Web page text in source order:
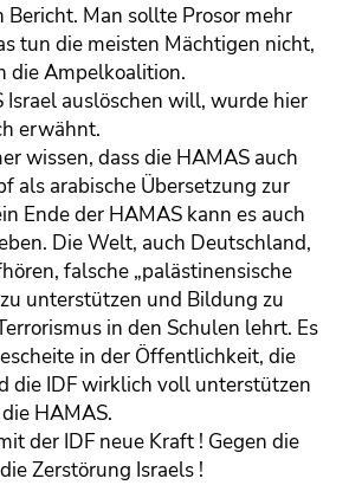
Bericht. Man sollte Prosor mehr
tun die meisten Mächtigen nicht,
die Ampelkoalition.
Israel auslöschen will, wurde hier
erwähnt.
wissen, dass die HAMAS auch
als arabische Übersetzung zur
Ende der HAMAS kann es auch
Die Welt, auch Deutschland,
falsche „palästinensische
unterstützen und Bildung zu
in den Schulen lehrt. Es
in der Öffentlichkeit, die
die IDF wirklich voll unterstützen
HAMAS.
der IDF neue Kraft ! Gegen die
Zerstörung Israels !